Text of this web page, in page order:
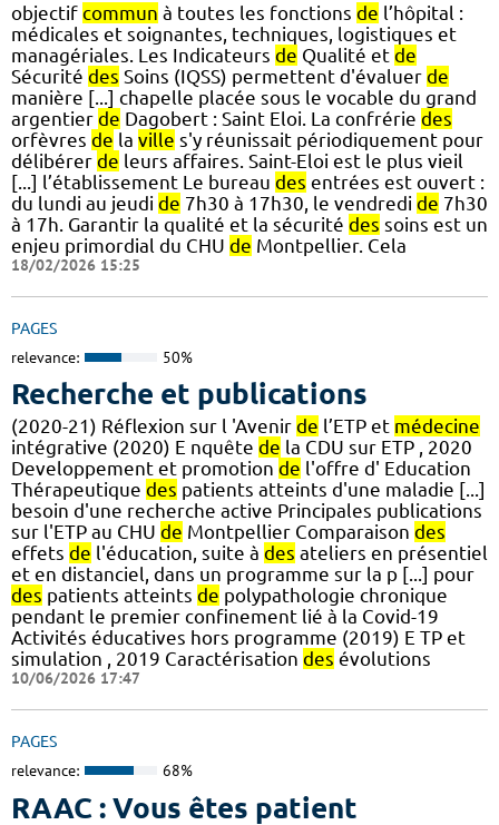
objectif commun à toutes les fonctions de l’hôpital :
médicales et soignantes, techniques, logistiques et
managériales. Les Indicateurs de Qualité et de
Sécurité des Soins (IQSS) permettent d'évaluer de
manière [...] chapelle placée sous le vocable du grand
argentier de Dagobert : Saint Eloi. La confrérie des
orfèvres de la ville s'y réunissait périodiquement pour
délibérer de leurs affaires. Saint-Eloi est le plus vieil
[...] l’établissement Le bureau des entrées est ouvert :
du lundi au jeudi de 7h30 à 17h30, le vendredi de 7h30
à 17h. Garantir la qualité et la sécurité des soins est un
enjeu primordial du CHU de Montpellier. Cela
18/02/2026 15:25
PAGES
relevance: 50%
Recherche et publications
(2020-21) Réflexion sur l 'Avenir de l’ETP et médecine
intégrative (2020) E nquête de la CDU sur ETP , 2020
Developpement et promotion de l'offre d' Education
Thérapeutique des patients atteints d'une maladie [...]
besoin d'une recherche active Principales publications
sur l'ETP au CHU de Montpellier Comparaison des
effets de l'éducation, suite à des ateliers en présentiel
et en distanciel, dans un programme sur la p [...] pour
des patients atteints de polypathologie chronique
pendant le premier confinement lié à la Covid-19
Activités éducatives hors programme (2019) E TP et
simulation , 2019 Caractérisation des évolutions
10/06/2026 17:47
PAGES
relevance: 68%
RAAC : Vous êtes patient